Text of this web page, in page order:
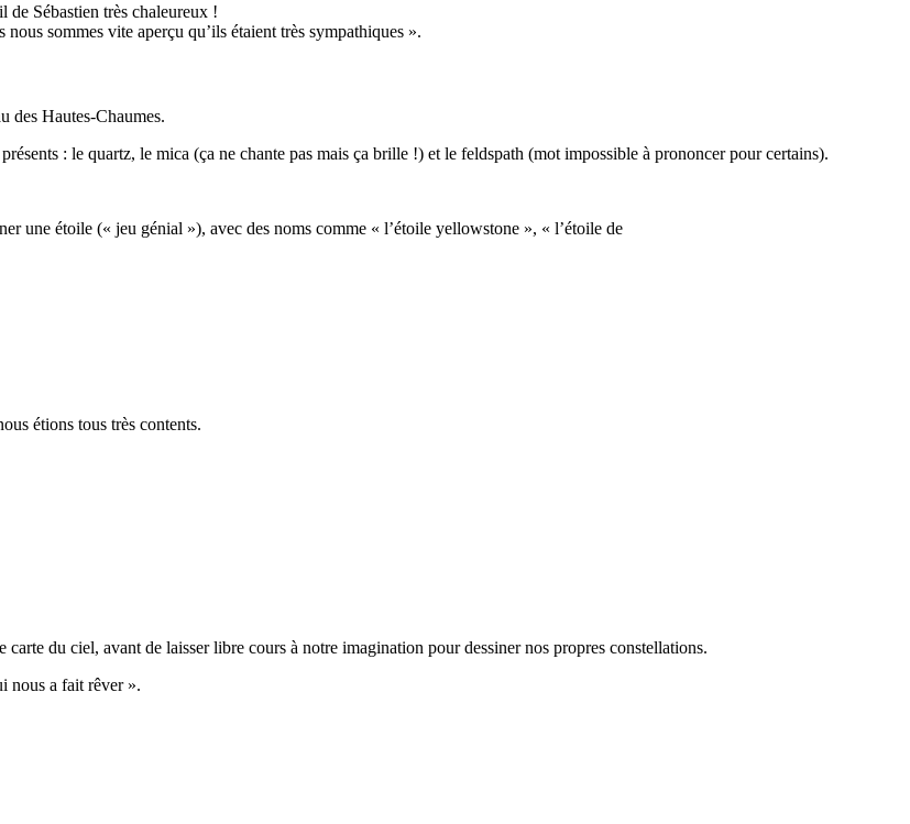
de Sébastien très chaleureux !
sommes vite aperçu qu’ils étaient très sympathiques ».
des Hautes-Chaumes.
: le quartz, le mica (ça ne chante pas mais ça brille !) et le feldspath (mot impossible à prononcer pour certains).
une étoile (« jeu génial »), avec des noms comme « l’étoile yellowstone », « l’étoile de
étions tous très contents.
du ciel, avant de laisser libre cours à notre imagination pour dessiner nos propres constellations.
nous a fait rêver ».